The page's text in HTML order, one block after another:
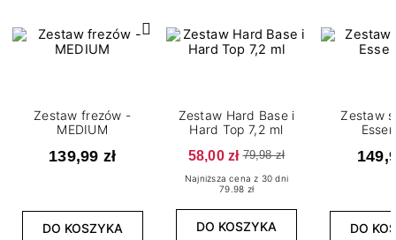
Zestaw frezów -
MEDIUM
139,99 zł
DO KOSZYKA
Zestaw Hard Base i
Hard Top 7,2 ml
58,00 zł 79,98 zł
Najniższa cena z 30 dni
79.98 zł
DO KOSZYKA
Zestaw
DO